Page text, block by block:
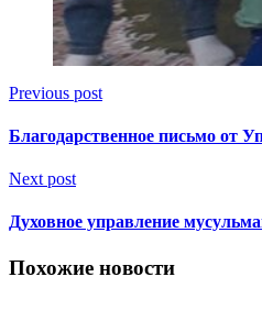
Previous post
Благодарственное письмо от
Next post
Духовное управление
Похожие новости